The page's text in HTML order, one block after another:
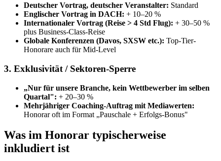
Deutscher Vortrag, deutscher Veranstalter: Standard
Englischer Vortrag in DACH: + 10–20 %
Internationaler Vortrag (Reise > 4 Std Flug): + 30–50 %
plus Business-Class-Reise
Globale Konferenzen (Davos, SXSW etc.): Top-Tier-
Honorare auch für Mid-Level
3. Exklusivität / Sektoren-Sperre
„Nur für unsere Branche, kein Wettbewerber im selben
Quartal": + 20–30 %
Mehrjähriger Coaching-Auftrag mit Mediawerten:
Honorar oft im Format „Pauschale + Erfolgs-Bonus"
Was im Honorar typischerweise
inkludiert ist